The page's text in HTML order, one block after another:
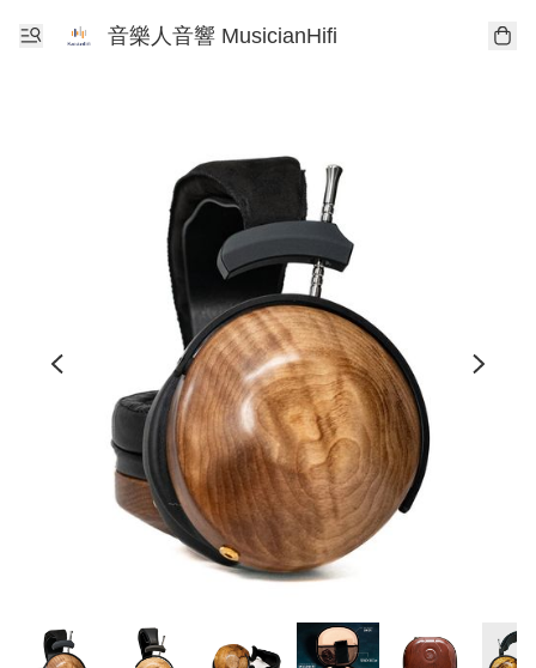
音樂人音響 MusicianHifi